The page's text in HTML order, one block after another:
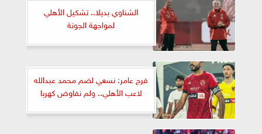
الشناوي بديلا.. تشكيل الأهلي
لمواجهة الجونة
فرج عامر: نسعي لضم محمد عبدالله
لاعب الأهلي.. ولم نفاوض كهربا